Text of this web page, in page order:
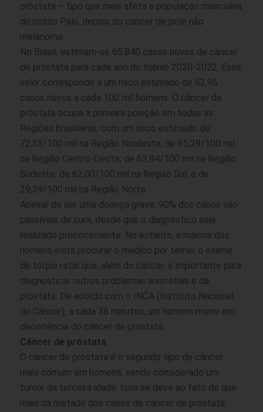
próstata – tipo que mais afeta a população masculina
do nosso País, depois do câncer de pele não
melanoma.
No Brasil, estimam-se 65.840 casos novos de câncer
de próstata para cada ano do triênio 2020-2022. Esse
valor corresponde a um risco estimado de 62,95
casos novos a cada 100 mil homens. O câncer de
próstata ocupa a primeira posição em todas as
Regiões brasileiras, com um risco estimado de
72,35/100 mil na Região Nordeste; de 65,29/100 mil
na Região Centro-Oeste; de 63,94/100 mil na Região
Sudeste; de 62,00/100 mil na Região Sul; e de
29,39/100 mil na Região Norte.
Apesar de ser uma doença grave, 90% dos casos são
passíveis de cura, desde que o diagnóstico seja
realizado precocemente. No entanto, a maioria dos
homens evita procurar o médico por temer o exame
de toque retal que, além do câncer, é importante para
diagnosticar outros problemas anorretais e da
próstata. De acordo com o INCA (Instituto Nacional
do Câncer), a cada 38 minutos, um homem morre em
decorrência do câncer de próstata.
Câncer de próstata
O câncer de próstata é o segundo tipo de câncer
mais comum em homens, sendo considerado um
tumor da terceira idade. Isso se deve ao fato de que
mais da metade dos casos de câncer de próstata